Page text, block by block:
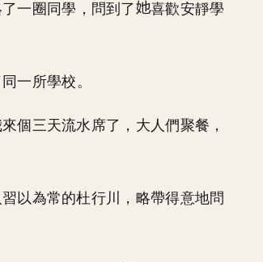
一圈同學，問到了
喜歡安靜學
一所學校。
個三天流水席了，大人們聚餐，
以為常的杜行川，略帶得意地問